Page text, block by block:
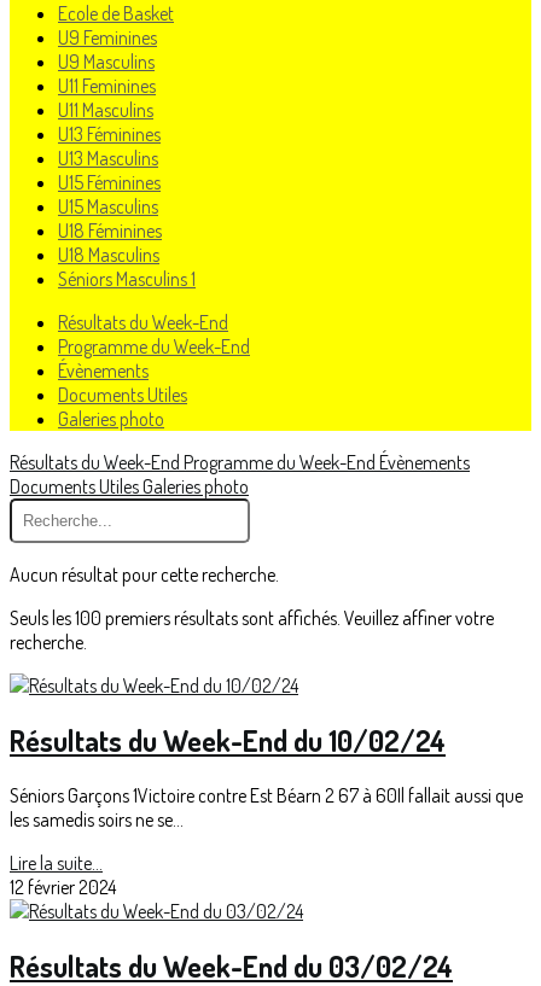
Ecole de Basket
U9 Feminines
U9 Masculins
U11 Feminines
U11 Masculins
U13 Féminines
U13 Masculins
U15 Féminines
U15 Masculins
U18 Féminines
U18 Masculins
Séniors Masculins 1
Résultats du Week-End
Programme du Week-End
Évènements
Documents Utiles
Galeries photo
Résultats du Week-End Programme du Week-End Évènements
Documents UtilesGaleries photo
Aucun résultat pour cette recherche.
Seuls les 100 premiers résultats sont affichés. Veuillez affiner votre
recherche.
Résultats du Week-End du 10/02/24
Séniors Garçons 1Victoire contre Est Béarn 2 67 à 60Il fallait aussi que
les samedis soirs ne se...
Lire la suite...
12 février 2024
Résultats du Week-End du 03/02/24